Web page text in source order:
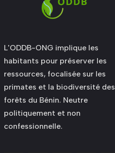
L'ODDB-ONG implique les
habitants pour préserver les
ressources, focalisée sur les
primates et la biodiversité des
forêts du Bénin. Neutre
politiquement et non
confessionnelle.